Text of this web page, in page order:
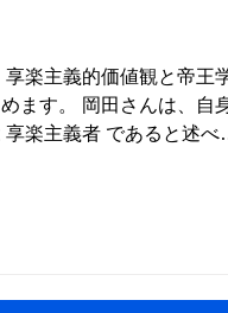
楽主義的価値観と帝王
ます。 岡田さんは、自
楽主義者 であると述べ